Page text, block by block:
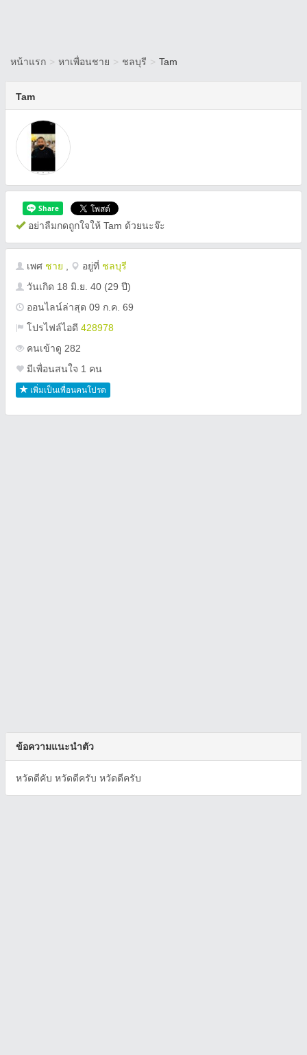
หน้าแรก > หาเพื่อนชาย > ชลบุรี > Tam
Tam
อย่าลืมกดถูกใจให้ Tam ด้วยนะจ๊ะ
เพศ ชาย อยู่ที่ ชลบุรี
วันเกิด 18 มิ.ย. 40 (29 ปี)
ออนไลน์ล่าสุด 09 ก.ค. 69
โปรไฟล์ไอดี 428978
คนเข้าดู 282
มีเพื่อนสนใจ 1 คน
เพิ่มเป็นเพื่อนคนโปรด
ข้อความแนะนำตัว
หวัดดีคับ หวัดดีครับ หวัดดีครับ